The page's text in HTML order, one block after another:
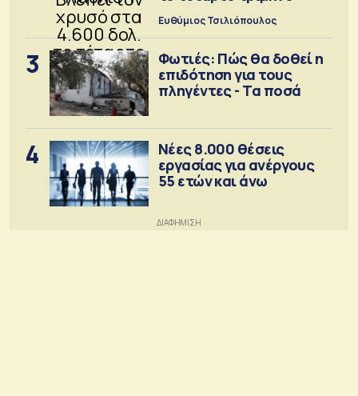
Ευθύμιος Τσιλιόπουλος
3
Φωτιές: Πώς θα δοθεί η
επιδότηση για τους
πληγέντες - Τα ποσά
4
Νέες 8.000 θέσεις
εργασίας για ανέργους
55 ετών και άνω